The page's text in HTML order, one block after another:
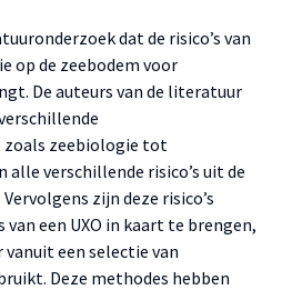
dat de risico’s van
op de zeebodem voor
De auteurs van de literatuur
zeebiologie tot
verschillende risico’s uit de
zijn deze risico’s
van een UXO in kaart te brengen,
een selectie van
Deze methodes hebben